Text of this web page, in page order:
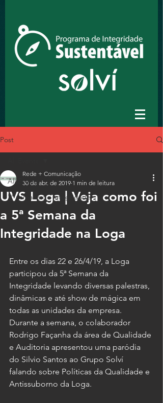
Post
All Events
2ª semana de integridade
UVS Loga | Veja como foi
a 5ª Semana da
Integridade na Loga
Rede + Comunicação
30 de abr. de 2019 1 min de leitura
Entre os dias 22 e 26/4/19, a Loga
participou da 5ª Semana da
Integridade levando diversas palestras,
dinâmicas e até show de mágica em
todas as unidades da empresa.
Durante a semana, o colaborador
Rodrigo Façanha da área de Qualidade
e Auditoria apresentou uma paródia
do Silvio Santos ao Grupo Solví
falando sobre Políticas da Qualidade e
Antissuborno da Loga.